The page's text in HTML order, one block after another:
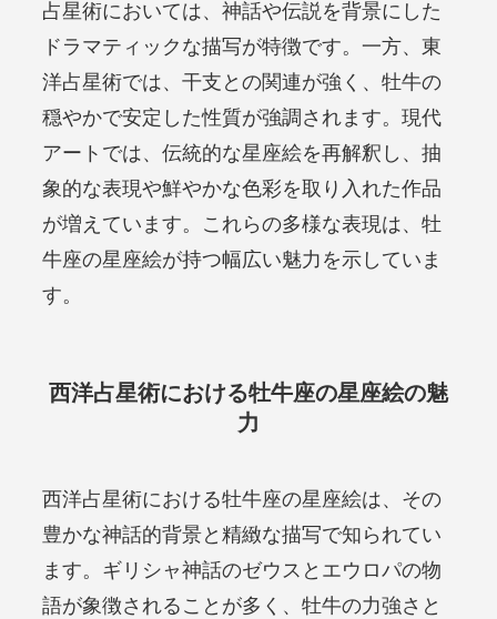
占星術においては、神話や伝説を背景にした
ドラマティックな描写が特徴です。一方、東
洋占星術では、干支との関連が強く、牡牛の
穏やかで安定した性質が強調されます。現代
アートでは、伝統的な星座絵を再解釈し、抽
象的な表現や鮮やかな色彩を取り入れた作品
が増えています。これらの多様な表現は、牡
牛座の星座絵が持つ幅広い魅力を示していま
す。
西洋占星術における牡牛座の星座絵の魅
力
西洋占星術における牡牛座の星座絵は、その
豊かな神話的背景と精緻な描写で知られてい
ます。ギリシャ神話のゼウスとエウロパの物
語が象徴されることが多く、牡牛の力強さと